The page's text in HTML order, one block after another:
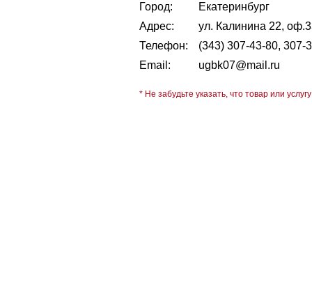
Город:
Екатеринбург
Адрес:
ул. Калинина 22,
Телефон:
(343) 307-43-80, 307-
Email:
ugbk07@mail.ru
* Не забудьте указать, что товар или